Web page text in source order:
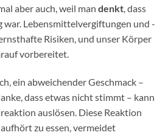
aber auch, weil man denkt, dass
Lebensmittelvergiftungen und -
Risiken, und unser Körper
vorbereitet.
ein abweichender Geschmack –
dass etwas nicht stimmt – kann
auslösen. Diese Reaktion
zu essen, vermeidet